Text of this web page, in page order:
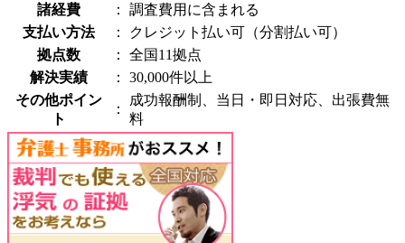
諸経費
：
調査費用に含まれる
支払い方法
：
クレジット払い可（分割払い可）
拠点数
：
全国11拠点
解決実績
：
30,000件以上
その他ポイン
ト
：
成功報酬制、当日・即日対応、出張費無
料